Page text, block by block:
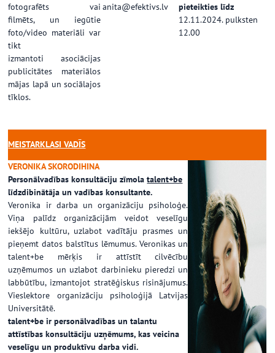
fotografēts vai
filmēts, un iegūtie
foto/video materiāli var
tikt
izmantoti asociācijas
publicitātes materiālos
mājas lapā un sociālajos
tīklos.
anita@efektivs.lv
pieteikties līdz
12.11.2024. pulksten
12.00
MEISTARKLASI VADĪS
VERONIKA SKORODIHINA
Personālvadības konsultāciju zīmolatalent+be
līdzdibinātāja un vadības konsultante.
Veronika ir darba un organizāciju psiholoģe.
Viņa palīdz organizācijām veidot veselīgu
iekšējo kultūru, uzlabot vadītāju prasmes un
pieņemt datos balstītus lēmumus. Veronikas un
talent+be mērķis ir attīstīt cilvēcību
uzņēmumos un uzlabot darbinieku pieredzi un
labbūtību, izmantojot stratēģiskus risinājumus.
Vieslektore organizāciju psiholoģijā Latvijas
Universitātē.
talent+be ir personālvadības un talantu
attīstības konsultāciju uzņēmums, kas veicina
veselīgu un produktīvu darba vidi.